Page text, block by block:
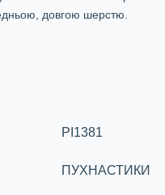
довгою шерстю.
PI1381
ПУХНАСТИКИ